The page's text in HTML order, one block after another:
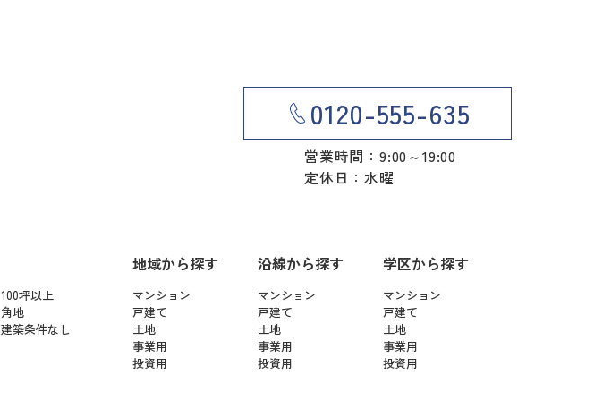
0120-555-635
営業時間：9:00～19:00
定休日：水曜
100坪以上
角地
建築条件なし
地域から探す
マンション
戸建て
土地
事業用
投資用
沿線から探す
マンション
戸建て
土地
事業用
投資用
学区から探す
マンション
戸建て
土地
事業用
投資用